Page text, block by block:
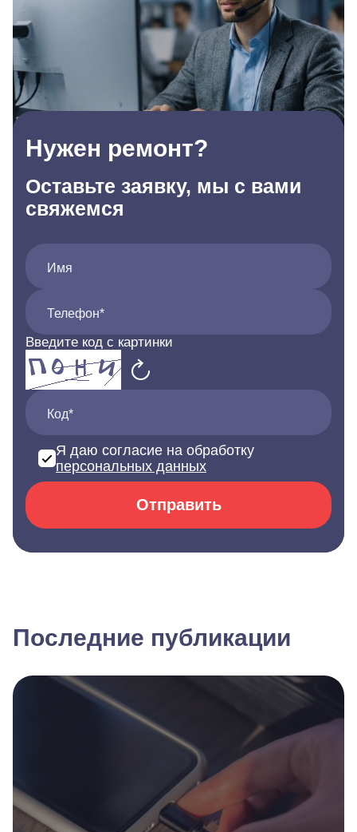
Нужен ремонт?
Оставьте заявку, мы с вами
свяжемся
Имя
Телефон*
Введите код с картинки
Код*
Я даю согласие на обработку
персональных данных
Отправить
Последние публикации